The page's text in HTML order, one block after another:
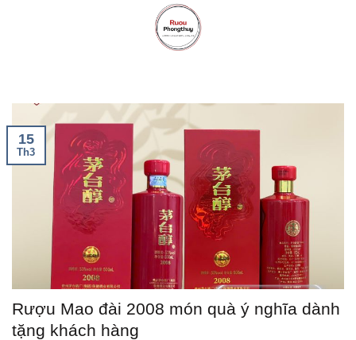
Rượu Mao đài 2008 món quà ý nghĩa dành
tặng khách hàng
15
Th3